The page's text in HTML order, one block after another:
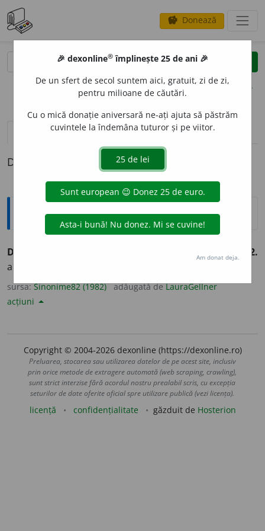
savings Donează
clear
opțiuni
definiții (1) pronunțievolume_up (1)
Definiția cu ID-ul 983711:
Sinonime
DESFUND
2.
a desțeleni, (
sursa:Sinonime82 (1982) adăugată deLauraGellner
acțiuni
Copyright © 2004-2026 dexonline (https://dexonline.ro)
Preluarea, stocarea sau utilizarea datelor de pe acest site, inclusiv
prin orice metode de extragere automată (web scraping, crawling),
sunt strict interzise fără acordul nostru prealabil scris, cu excepția
seturilor de date oferite oficial spre utilizare publică (vezi licența).
licență confidențialitate găzduit de Hosterion
🎉 dexonline® împlinește 25 de ani 🎉
De un sfert de secol suntem aici, gratuit, zi de zi,
pentru milioane de căutări.
Cu o mică donație aniversară ne-ați ajuta să păstrăm
cuvintele la îndemâna tuturor și pe viitor.
Am donat deja.